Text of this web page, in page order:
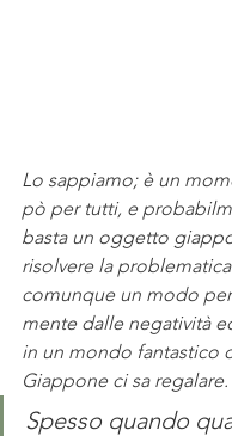
Lo sappiamo; è un
pò per tutti, e
basta un oggetto
risolvere la
comunque un modo
mente dalle negatività
in un mondo fantastico
Giappone ci sa regalare.
Spesso quando